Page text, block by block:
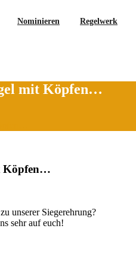
Nominieren Regelwerk
mit Köpfen…
Köpfen…
unserer Siegerehrung?
sehr auf euch!